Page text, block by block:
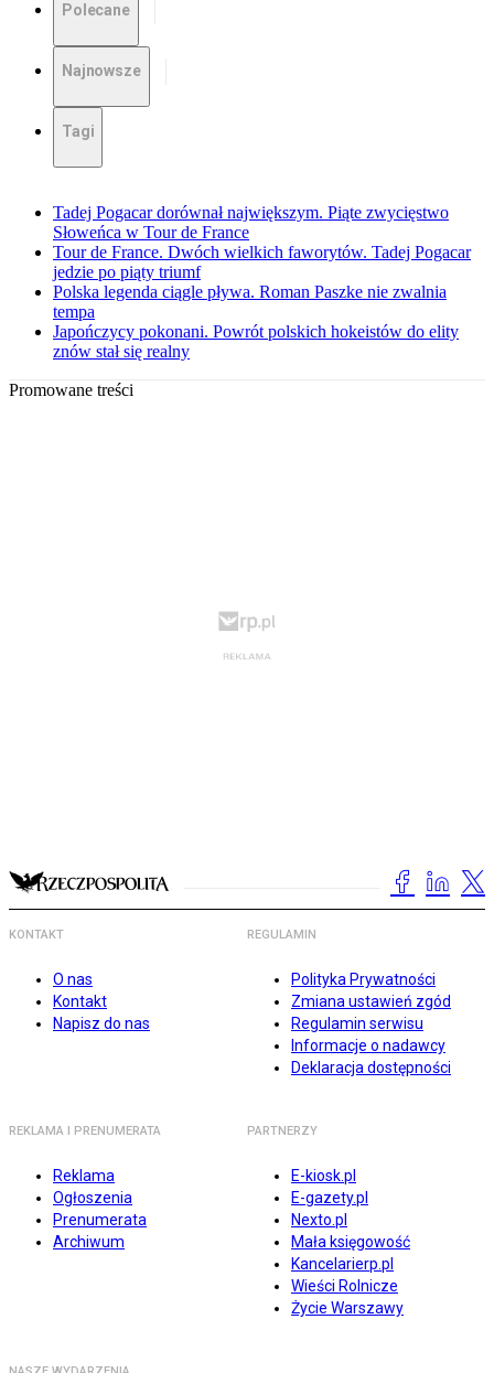
Polecane
Najnowsze
Tagi
Tadej Pogacar dorównał największym. Piąte zwycięstwo
Słoweńca w Tour de France
Tour de France. Dwóch wielkich faworytów. Tadej Pogacar
jedzie po piąty triumf
Polska legenda ciągle pływa. Roman Paszke nie zwalnia
tempa
Japończycy pokonani. Powrót polskich hokeistów do elity
znów stał się realny
Promowane treści
KONTAKT
O nas
Kontakt
Napisz do nas
REGULAMIN
Polityka Prywatności
Zmiana ustawień zgód
Regulamin serwisu
Informacje o nadawcy
Deklaracja dostępności
REKLAMA I PRENUMERATA
Reklama
Ogłoszenia
Prenumerata
Archiwum
PARTNERZY
E-kiosk.pl
E-gazety.pl
Nexto.pl
Mała księgowość
Kancelarierp.pl
Wieści Rolnicze
Życie Warszawy